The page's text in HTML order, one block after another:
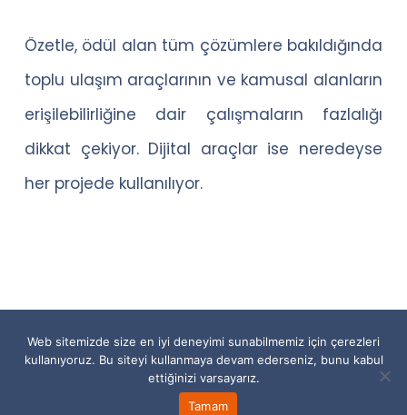
Özetle, ödül alan tüm çözümlere bakıldığında
toplu ulaşım araçlarının ve kamusal alanların
erişilebilirliğine dair çalışmaların fazlalığı
dikkat çekiyor. Dijital araçlar ise neredeyse
her projede kullanılıyor.
© 2023 Erişilebilir Her Şey
Website by:lets digital
instagram
Web sitemizde size en iyi deneyimi sunabilmemiz için çerezleri
kullanıyoruz. Bu siteyi kullanmaya devam ederseniz, bunu kabul
ettiğinizi varsayarız.
Tamam